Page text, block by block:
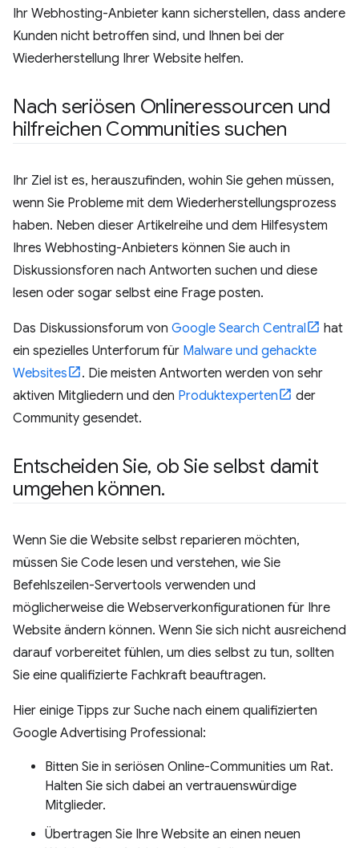
Ihr Webhosting-Anbieter kann sicherstellen, dass andere
Kunden nicht betroffen sind, und Ihnen bei der
Wiederherstellung Ihrer Website helfen.
Nach seriösen Onlineressourcen und
hilfreichen Communities suchen
Ihr Ziel ist es, herauszufinden, wohin Sie gehen müssen,
wenn Sie Probleme mit dem Wiederherstellungsprozess
haben. Neben dieser Artikelreihe und dem Hilfesystem
Ihres Webhosting-Anbieters können Sie auch in
Diskussionsforen nach Antworten suchen und diese
lesen oder sogar selbst eine Frage posten.
Das Diskussionsforum von Google Search Central
hat
ein spezielles Unterforum für Malware und gehackte
Websites
. Die meisten Antworten werden von sehr
aktiven Mitgliedern und den Produktexperten
der
Community gesendet.
Entscheiden Sie, ob Sie selbst damit
umgehen können.
Wenn Sie die Website selbst reparieren möchten,
müssen Sie Code lesen und verstehen, wie Sie
Befehlszeilen-Servertools verwenden und
möglicherweise die Webserverkonfigurationen für Ihre
Website ändern können. Wenn Sie sich nicht ausreichend
darauf vorbereitet fühlen, um dies selbst zu tun, sollten
Sie eine qualifizierte Fachkraft beauftragen.
Hier einige Tipps zur Suche nach einem qualifizierten
Google Advertising Professional:
Bitten Sie in seriösen Online-Communities um Rat.
Halten Sie sich dabei an vertrauenswürdige
Mitglieder.
Übertragen Sie Ihre Website an einen neuen